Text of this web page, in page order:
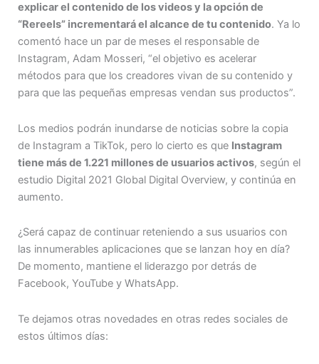
explicar el contenido de los videos y la opción de
“Rereels” incrementará el alcance de tu contenido. Ya lo
comentó hace un par de meses el responsable de
Instagram, Adam Mosseri, “el objetivo es acelerar
métodos para que los creadores vivan de su contenido y
para que las pequeñas empresas vendan sus productos”.
Los medios podrán inundarse de noticias sobre la copia
de Instagram a TikTok, pero lo cierto es que Instagram
tiene más de 1.221 millones de usuarios activos, según el
estudio Digital 2021 Global Digital Overview, y continúa en
aumento.
¿Será capaz de continuar reteniendo a sus usuarios con
las innumerables aplicaciones que se lanzan hoy en día?
De momento, mantiene el liderazgo por detrás de
Facebook, YouTube y WhatsApp.
Te dejamos otras novedades en otras redes sociales de
estos últimos días: